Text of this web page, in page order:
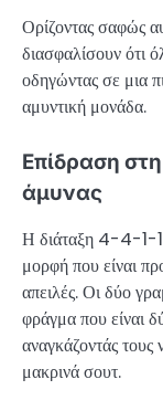
Ορίζοντας σαφώς
διασφαλίσουν ότι
οδηγώντας σε μια
αμυντική μονάδα.
Επίδραση
άμυνας
Η διάταξη 4-4-1-1
μορφή που είναι
απειλές. Οι δύο
φράγμα που είναι
αναγκάζοντάς
μακρινά σουτ.